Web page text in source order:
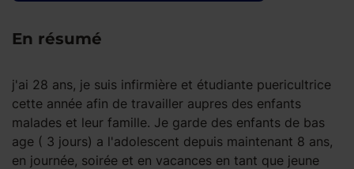
En résumé
j'ai 28 ans, je suis infirmière et étudiante puericultrice
cette année afin de travailler aupres des enfants
malades et leur famille. Je garde des enfants de bas
age ( 3 jours) a l'adolescent depuis maintenant 8 ans,
en journée, soirée et en vacances en tant que jeune